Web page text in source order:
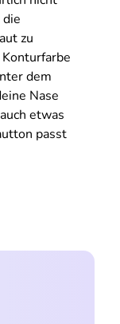
zu
dem
Nase
etwas
passt